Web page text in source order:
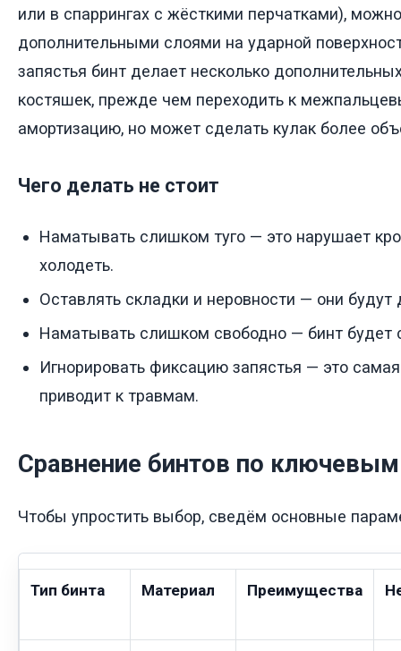
или в спаррингах с жёсткими перчатками),
дополнительными слоями на ударной
запястья бинт делает несколько
костяшек, прежде чем переходить к
амортизацию, но может сделать кулак более
Чего делать не стоит
Наматывать слишком туго — это нарушает
холодеть.
Оставлять складки и неровности — они будут
Наматывать слишком свободно — бинт будет
Игнорировать фиксацию запястья — это
приводит к травмам.
Сравнение бинтов по ключевым
Чтобы упростить выбор, сведём основные
Тип бинта Материал Преимущества